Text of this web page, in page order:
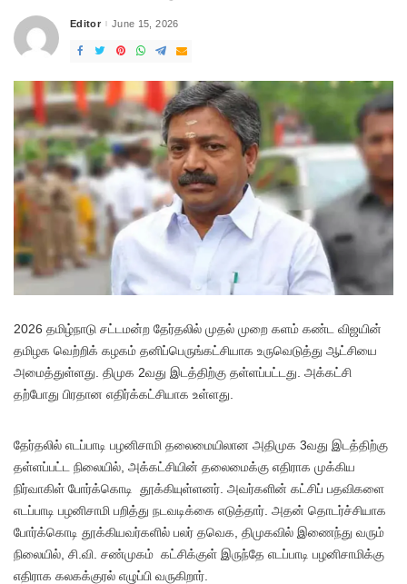
Posted
Editor June 15, 2026
2026 தமிழ்நாடு சட்டமன்ற தேர்தலில் முதல் முறை களம் கண்ட விஜயின்
தமிழக வெற்றிக் கழகம் தனிப்பெருங்கட்சியாக உருவெடுத்து ஆட்சியை
அமைத்துள்ளது. திமுக 2வது இடத்திற்கு தள்ளப்பட்டது. அக்கட்சி
தற்போது பிரதான எதிர்க்கட்சியாக உள்ளது.
தேர்தலில் எடப்பாடி பழனிசாமி தலைமையிலான அதிமுக 3வது இடத்திற்கு
தள்ளப்பட்ட நிலையில், அக்கட்சியின் தலைமைக்கு எதிராக முக்கிய
நிர்வாகிள் போர்க்கொடி தூக்கியுள்ளனர். அவர்களின் கட்சிப் பதவிகளை
எடப்பாடி பழனிசாமி பறித்து நடவடிக்கை எடுத்தார். அதன் தொடர்ச்சியாக
போர்க்கொடி தூக்கியவர்களில் பலர் தவெக, திமுகவில் இணைந்து வரும்
நிலையில், சி.வி. சண்முகம் கட்சிக்குள் இருந்தே எடப்பாடி பழனிசாமிக்கு
எதிராக கலகக்குரல் எழுப்பி வருகிறார்.